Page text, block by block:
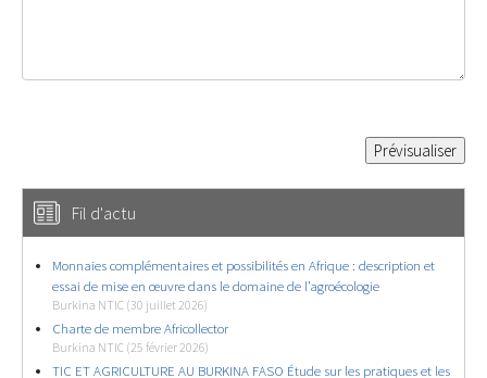
Fil d'actu
Monnaies complémentaires et possibilités en Afrique : description et
essai de mise en œuvre dans le domaine de l’agroécologie
Burkina NTIC (30 juillet 2026)
Charte de membre Africollector
Burkina NTIC (25 février 2026)
TIC ET AGRICULTURE AU BURKINA FASO Étude sur les pratiques et les